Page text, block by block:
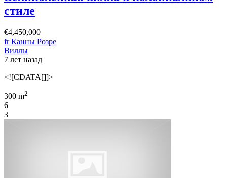
стиле
€4,450,000
fr Канны Розре
Виллы
7 лет назад
<![CDATA[]]>
300 m2
6
3